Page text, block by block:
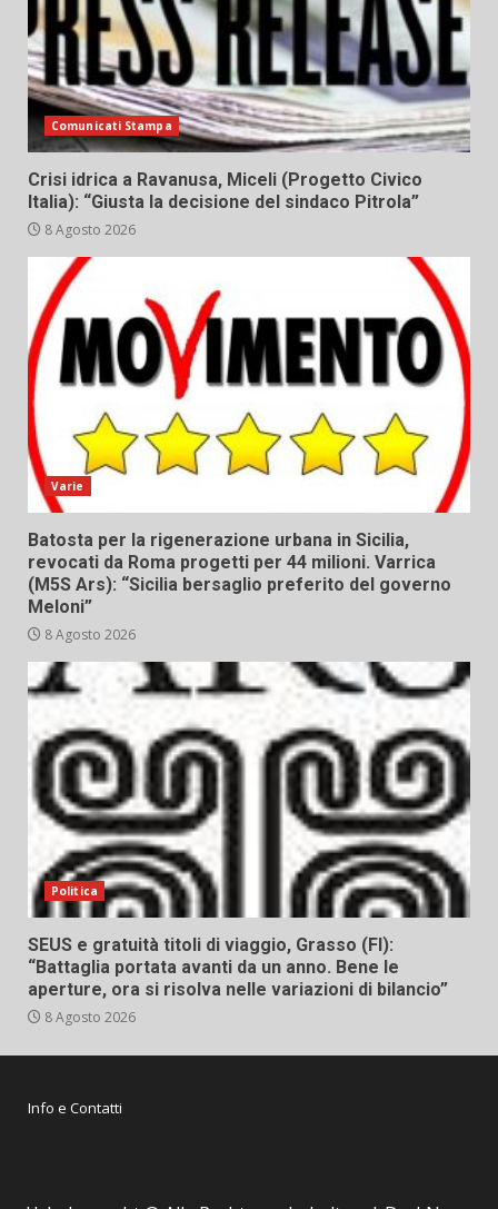
Comunicati Stampa
Crisi idrica a Ravanusa, Miceli (Progetto Civico
Italia): “Giusta la decisione del sindaco Pitrola”
8 Agosto 2026
Varie
Batosta per la rigenerazione urbana in Sicilia,
revocati da Roma progetti per 44 milioni. Varrica
(M5S Ars): “Sicilia bersaglio preferito del governo
Meloni”
8 Agosto 2026
Politica
SEUS e gratuità titoli di viaggio, Grasso (FI):
“Battaglia portata avanti da un anno. Bene le
aperture, ora si risolva nelle variazioni di bilancio”
8 Agosto 2026
Info e Contatti